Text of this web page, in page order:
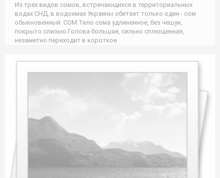
Из трех видов сомов, встречающихся в территориальных
водах СНД, в водоемах Украины обитает только один - сом
обыкновенный. СОМ Тело сома удлиненное, без чешуи,
покрыто слизью.Голова большая, сильно сплющенная,
незаметно переходит в короткое